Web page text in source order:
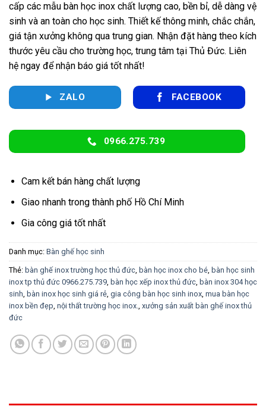
cấp các mẫu bàn học inox chất lượng cao, bền bỉ, dễ dàng vệ
sinh và an toàn cho học sinh. Thiết kế thông minh, chắc chắn,
giá tận xưởng không qua trung gian. Nhận đặt hàng theo kích
thước yêu cầu cho trường học, trung tâm tại Thủ Đức. Liên
hệ ngay để nhận báo giá tốt nhất!
ZALO FACEBOOK
0966.275.739
Cam kết bán hàng chất lượng
Giao nhanh trong thành phố Hồ Chí Minh
Gia công giá tốt nhất
Danh mục: Bàn ghế học sinh
Thẻ: bàn ghế inox trường học thủ đức, bàn học inox cho bé, bàn học sinh
inox tp thủ đức 0966.275.739, bàn học xếp inox thủ đức, bàn inox 304 học
sinh, bàn inox học sinh giá rẻ, gia công bàn học sinh inox, mua bàn học
inox bền đẹp, nội thất trường học inox., xưởng sản xuất bàn ghế inox thủ
đức